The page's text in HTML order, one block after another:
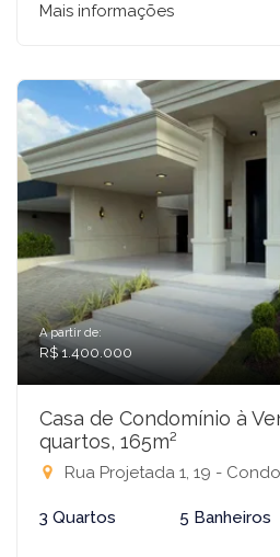
Mais informações
A partir de:
R$ 1.400.000
Casa de Condomínio à
quartos, 165m²
Rua Projetada 1, 19 -
3 Quartos 5 Banheiros